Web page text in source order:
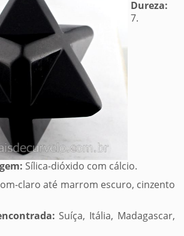
Dureza:
7.
Sílica-dióxido com cálcio.
claro até marrom escuro, cinzento
Suíça, Itália, Madagascar,